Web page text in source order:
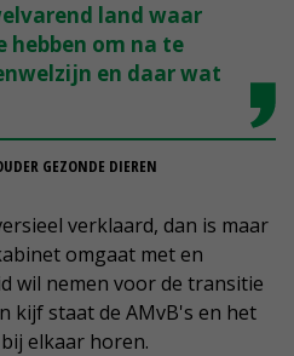
land waar
hebben om na te
en daar wat
GEZONDE DIEREN
verklaard, dan is maar
omgaat met en
wil nemen voor de transitie
kijf staat de AMvB's en het
elkaar horen.